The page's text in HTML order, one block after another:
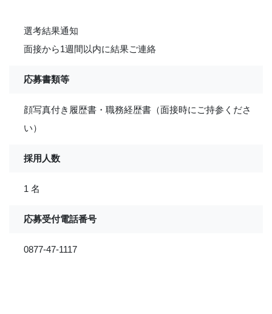
選考結果通知
面接から1週間以内に結果ご連絡
応募書類等
顔写真付き履歴書・職務経歴書（面接時にご持参くださ
い）
採用人数
1 名
応募受付電話番号
0877-47-1117